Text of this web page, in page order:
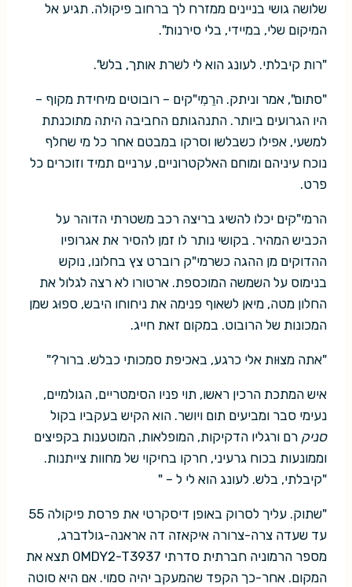
שלושה גושי בניינים ממזרח לך ברחוב פיקולה. תגיע אל
המיקום שלי, במיידי, בלי סירנות".
"רות קיבלתי. לעונג הוא לי לשרת אותך, בלש".
"סתום", אמר וניתק. הרֵמִי"קים – רובוטים מיחידת מקוף –
היו הגרועים ביותר. התנהגותם החביבה היתה מתוכנתת
למשעי, אפילו כשבלשו וסרקו במבטם אחר כל מי שחלף
נוכח עיניהם ומוחם האלקטרוניים, ערניים תמיד וזוכרים כל
פרט.
הרמי"קים יכלו להשיג בריצה רכב משטרתי הדוהר על
הכביש המהיר. בקושי נותר לו זמן להסיר את אגרופיו
ההדוקים מן ההגה כשרמי"ק רוברט צץ בחלונו, נוקש
בנימוס על השמשה המוכספת. ארטורו לא רצה לגלול את
החלון מטה, מיאן לשאוף פנימה את ניחוחו היבש, ספוּג שמן
המכונות של הרובוט. במקום זאת חייג.
"אתה מצוּות אלי כרגע, באכיפת סמכותי כבלש. ברור?"
איש המתכת הרכין ראשו, תוי פניו הסימטריים, הגולמיים,
נעימי סבר ומביעים תום ויושר. הוא הקיש בעקביו בקול
סניק רם ורגליו הדקיקות, המופלאות, המוטענות בקפיצים
וממונעות בכוח גרעיני, חרקו בחיקוי של מחוות צייתנות.
"קיבלתי, בלש. לעונג הוא לי ל – "
"שתוק. עליך לסרוק באופן דיסקרטי את פרסת פיקולה 55
עד שעדה צרה-צרורה איקאזה דה אראנה-גולדברג,
מספר הרמוניה חברתית סדרתי 0MDY2-T3937 תצא את
המקום. אחר-כך הקפד שהמעקב יהיה סמוי. אם היא סוטה